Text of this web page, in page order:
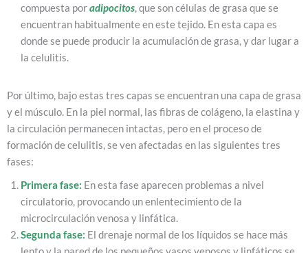
compuesta poradipocitos, que son células de grasa que se
encuentran habitualmente en este tejido. En esta capa es
donde se puede producir la acumulación de grasa, y dar lugar a
la celulitis.
Por último, bajo estas tres capas se encuentran una capa de grasa
y el músculo. En la piel normal, las fibras de colágeno, la elastina y
la circulación permanecen intactas, pero en el proceso de
formación de celulitis, se ven afectadas en las siguientes tres
fases:
Primera fase: En esta fase aparecen problemas a nivel
circulatorio, provocando un enlentecimiento de la
microcirculación venosa y linfática.
Segunda fase: El drenaje normal de los líquidos se hace más